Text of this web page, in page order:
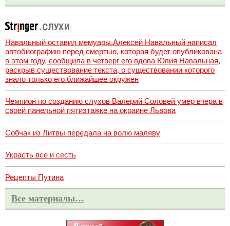
Навальный оставил мемуары.Алексей Навальный написал
автобиографию перед смертью, которая будет опубликована
в этом году, сообщила в четверг его вдова Юлия Навальная,
раскрыв существование текста, о существовании которого
знало только его ближайшее окружен
Чемпион по созданию слухов Валерий Соловей умер вчера в
своей панельной пятиэтажке на окраине Львова
Собчак из Литвы передала на волю маляву
Украсть все и сесть
Рецепты Путина
Все материалы…